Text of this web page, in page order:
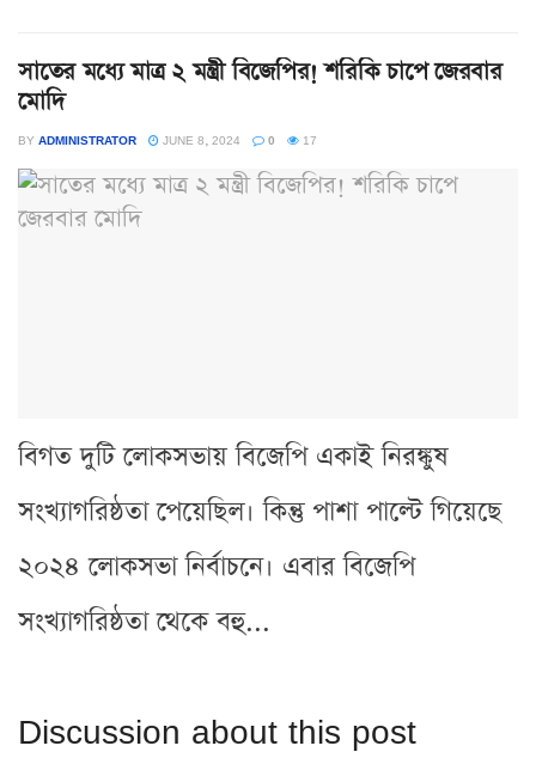
সাতের মধ্যে মাত্র ২ মন্ত্রী বিজেপির! শরিকি চাপে জেরবার
মোদি
BY ADMINISTRATOR JUNE 8, 2024 0 17
বিগত দুটি লোকসভায় বিজেপি একাই নিরঙ্কুষ
সংখ্যাগরিষ্ঠতা পেয়েছিল। কিন্তু পাশা পাল্টে গিয়েছে
২০২৪ লোকসভা নির্বাচনে। এবার বিজেপি
সংখ্যাগরিষ্ঠতা থেকে বহু...
Discussion about this post